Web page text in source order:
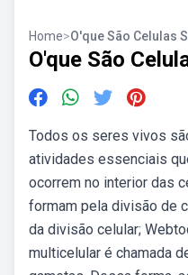
Home>O'que São Celulas
O'que São
Todos os seres vivos
atividades essenciais
ocorrem no interior das
formam pela divisão de
da divisão celular;
multicelular é chamada